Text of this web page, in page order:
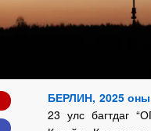
БЕРЛИН, 2025 оны
23 улс багтдаг